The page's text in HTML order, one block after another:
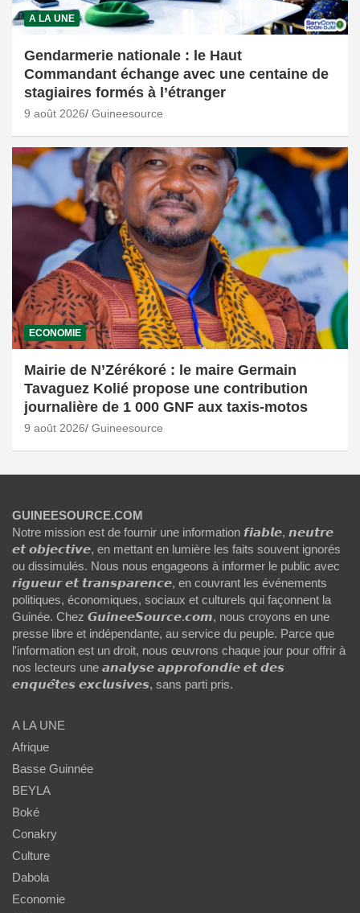
A LA UNE
Gendarmerie nationale : le Haut
Commandant échange avec une centaine de
stagiaires formés à l’étranger
9 août 2026 Guineesource
ECONOMIE
Mairie de N’Zérékoré : le maire Germain
Tavaguez Kolié propose une contribution
journalière de 1 000 GNF aux taxis-motos
9 août 2026 Guineesource
GUINEESOURCE.COM
Notre mission est de fournir une information 𝙛𝙞𝙖𝙗𝙡𝙚, 𝙣𝙚𝙪𝙩𝙧𝙚
𝙚𝙩 𝙤𝙗𝙟𝙚𝙘𝙩𝙞𝙫𝙚, en mettant en lumière les faits souvent ignorés
ou dissimulés. Nous nous engageons à informer le public avec
𝙧𝙞𝙜𝙪𝙚𝙪𝙧 𝙚𝙩 𝙩𝙧𝙖𝙣𝙨𝙥𝙖𝙧𝙚𝙣𝙘𝙚, en couvrant les événements
politiques, économiques, sociaux et culturels qui façonnent la
Guinée. Chez 𝙂𝙪𝙞𝙣𝙚𝙚𝙎𝙤𝙪𝙧𝙘𝙚.𝙘𝙤𝙢, nous croyons en une
presse libre et indépendante, au service du peuple. Parce que
l'information est un droit, nous œuvrons chaque jour pour offrir à
nos lecteurs une 𝙖𝙣𝙖𝙡𝙮𝙨𝙚 𝙖𝙥𝙥𝙧𝙤𝙛𝙤𝙣𝙙𝙞𝙚 𝙚𝙩 𝙙𝙚𝙨
𝙚𝙣𝙦𝙪𝙚̂𝙩𝙚𝙨 𝙚𝙭𝙘𝙡𝙪𝙨𝙞𝙫𝙚𝙨, sans parti pris.
A LA UNE
Afrique
Basse Guinnée
BEYLA
Boké
Conakry
Culture
Dabola
Economie